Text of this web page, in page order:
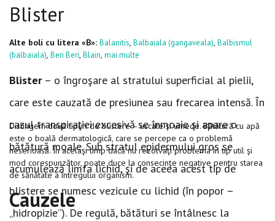
Blister
Alte boli cu litera «B»: Balanitis, Balbaiala (gangaveala), Balbismul
(balbaiala), Beri Beri, Blain, mai multe
Blister– o îngroşare al stratului superficial al pielii,
care este cauzată de presiunea sau frecarea intensă. În
cazul transpiraţiei excesivă se înmoaie şi apare o
bătătură moale. Sub stratul epidermului gros se
acumulează limfa lichid, şi de aceea acest tip de
blistere se numesc vezicule cu lichid (în popor –
„hidropizie”). De regulă, bătături se întâlnesc la
Distingem două tipuri de blistere – uscate şi umede. Bătătură cu apă
este o boală dermatologică, care se percepe ca o problemă
neserioasă. În acelaşi timp dacă nu rezolvaţi problema în tip util şi
mod corespunzător, poate duce la consecinţe negative pentru starea
de sănătate a întregului organism.
Cauzele